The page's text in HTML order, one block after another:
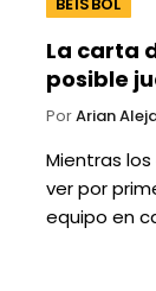
La carta
posible
PorArian
Mientras
ver por
equipo en